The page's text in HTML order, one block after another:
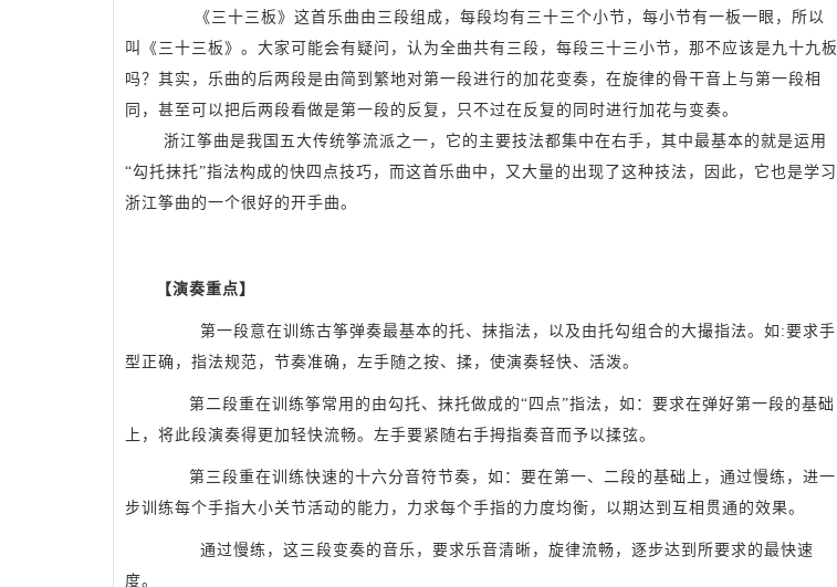
《三十三板》这首乐曲由三段组成，每段均有三十三个小节，每小节有一板一眼，所以
叫《三十三板》。大家可能会有疑问，认为全曲共有三段，每段三十三小节，那不应该是九十九板
吗？其实，乐曲的后两段是由简到繁地对第一段进行的加花变奏，在旋律的骨干音上与第一段相
同，甚至可以把后两段看做是第一段的反复，只不过在反复的同时进行加花与变奏。
浙江筝曲是我国五大传统筝流派之一，它的主要技法都集中在右手，其中最基本的就是运用
“勾托抹托”指法构成的快四点技巧，而这首乐曲中，又大量的出现了这种技法，因此，它也是学习
浙江筝曲的一个很好的开手曲。
【演奏重点】
第一段意在训练古筝弹奏最基本的托、抹指法，以及由托勾组合的大撮指法。如:要求手
型正确，指法规范，节奏准确，左手随之按、揉，使演奏轻快、活泼。
第二段重在训练筝常用的由勾托、抹托做成的“四点”指法，如：要求在弹好第一段的基础
上，将此段演奏得更加轻快流畅。左手要紧随右手拇指奏音而予以揉弦。
第三段重在训练快速的十六分音符节奏，如：要在第一、二段的基础上，通过慢练，进一
步训练每个手指大小关节活动的能力，力求每个手指的力度均衡，以期达到互相贯通的效果。
通过慢练，这三段变奏的音乐，要求乐音清晰，旋律流畅，逐步达到所要求的最快速
度。